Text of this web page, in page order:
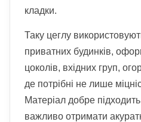
кладки.
Таку цеглу
приватних будинків,
цоколів, вхідних груп,
де потрібні не лише
Матеріал добре
важливо отримати